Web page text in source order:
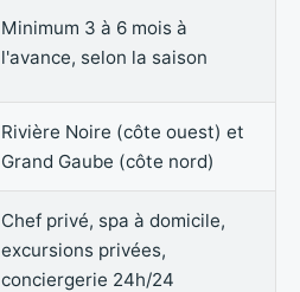
Minimum 3 à 6 mois à
l'avance, selon la saison
Rivière Noire (côte ouest) et
Grand Gaube (côte nord)
Chef privé, spa à domicile,
excursions privées,
conciergerie 24h/24